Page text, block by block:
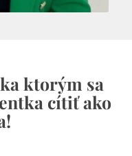
ktorým sa
cítiť ako